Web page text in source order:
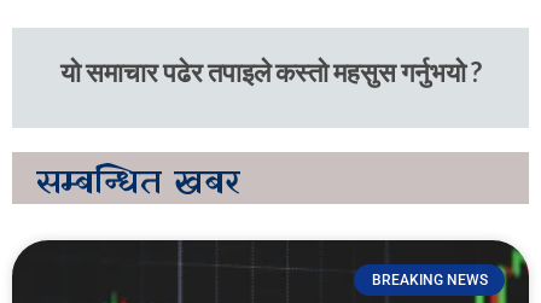
यो समाचार पढेर तपाइले कस्तो महसुस गर्नुभयो ?
सम्बन्धित खबर
BREAKING NEWS